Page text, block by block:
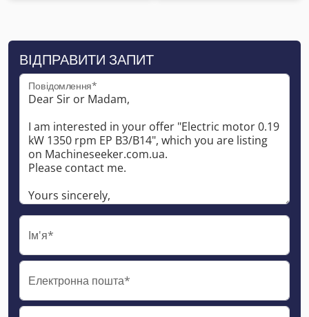
ВІДПРАВИТИ ЗАПИТ
Повідомлення*
Ім'я*
Електронна пошта*